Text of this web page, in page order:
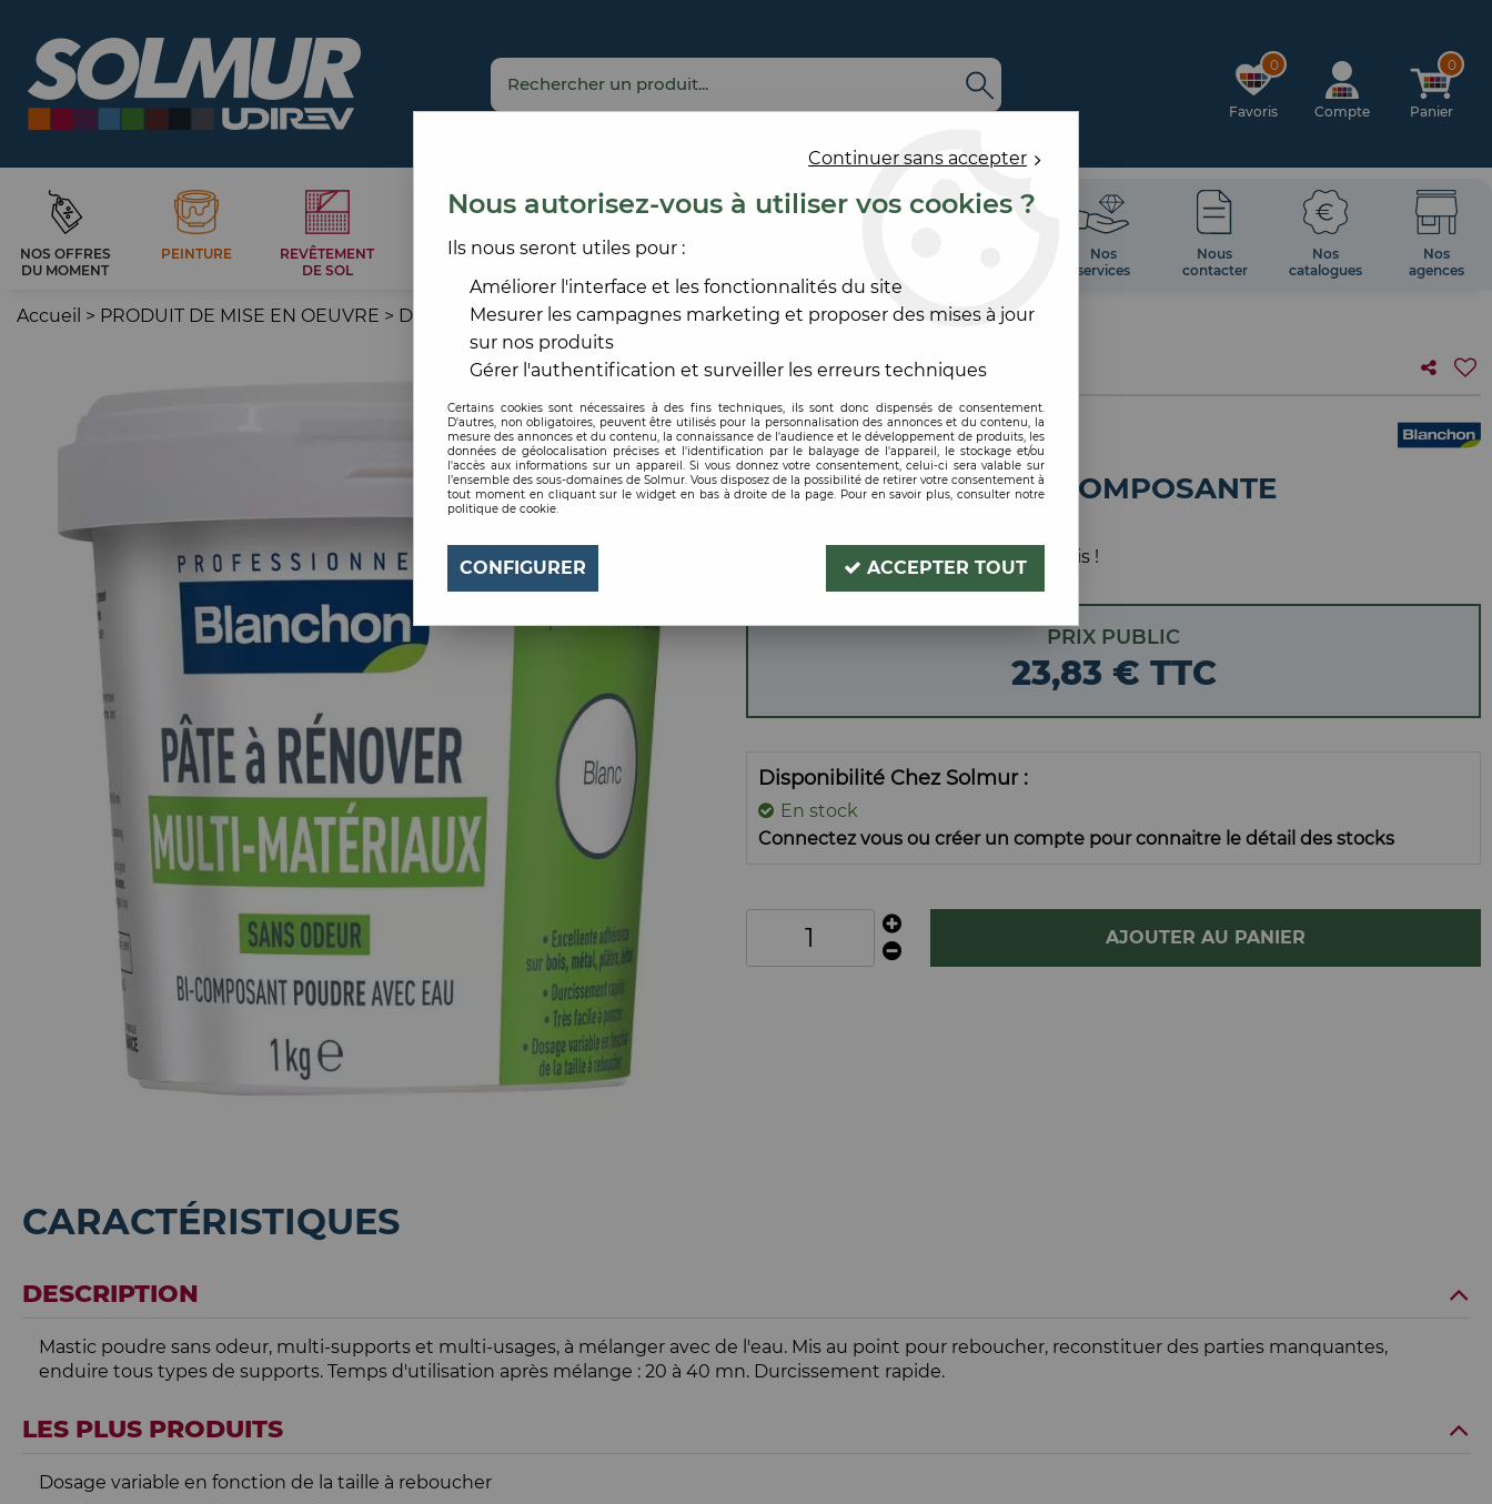
0
Favoris Compte
0
Panier
NOS OFFRES
DU MOMENT
PEINTURE
REVÊTEMENT
DE SOL
CARRELAGE
REVÊTEMENT
OUTILLAGE
Nos
services
Nous
contacter
Nos
catalogues
Nos
agences
Accueil > PRODUIT DE MISE EN OEUVRE > DROGUERIE >RÉNOVATION >PATE A RENOVER BI COMPOSANTE
BLANCHON
Code produit : 195506
PATE A RENOVER BI COMPOSANTE
Soyez le premier à donner votre avis !
PRIX PUBLIC
23,83 € TTC
Disponibilité Chez Solmur
En stock
Connectez vous ou créer un compte pour connaitre le détail des stocks
AJOUTER AU PANIER
CARACTÉRISTIQUES
DESCRIPTION
Mastic poudre sans odeur, multi-supports et multi-usages, à mélanger avec de l'eau. Mis au point pour reboucher, reconstituer des parties manquantes,
enduire tous types de supports. Temps d'utilisation après mélange : 20 à 40 mn. Durcissement rapide.
LES PLUS PRODUITS
Dosage variable en fonction de la taille à reboucher
Continuer sans accepter
Nous autorisez-vous à utiliser vos cookies ?
Ils nous seront utiles pour :
Améliorer l'interface et les fonctionnalités du site
Mesurer les campagnes marketing et proposer des mises à jour
sur nos produits
Gérer l'authentification et surveiller les erreurs techniques
Certains cookies sont nécessaires à des fins techniques, ils sont donc dispensés de consentement.
D'autres, non obligatoires, peuvent être utilisés pour la personnalisation des annonces et du contenu, la
mesure des annonces et du contenu, la connaissance de l'audience et le développement de produits, les
données de géolocalisation précises et l'identification par le balayage de l'appareil, le stockage et/ou
l'accès aux informations sur un appareil. Si vous donnez votre consentement, celui-ci sera valable sur
l’ensemble des sous-domaines de Solmur. Vous disposez de la possibilité de retirer votre consentement à
tout moment en cliquant sur le widget en bas à droite de la page. Pour en savoir plus, consulter notre
politique de cookie.
CONFIGURER ACCEPTER TOUT